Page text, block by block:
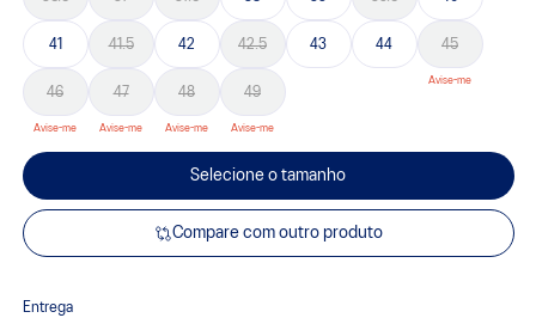
41 41.5 42 42.5 43 44 45
46 47 48 49
Selecione o tamanho
Compare com outro produto
Entrega